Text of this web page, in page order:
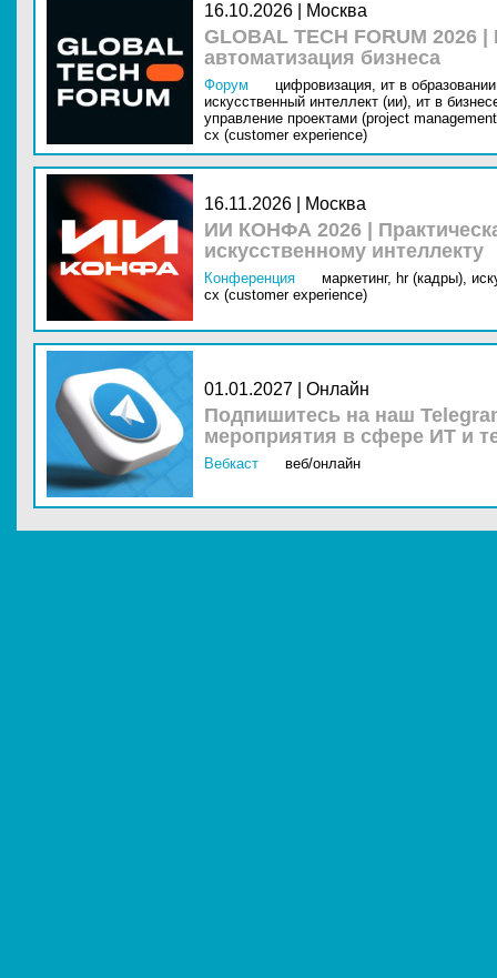
16.10.2026 | Москва
GLOBAL TECH FORUM
автоматизация бизнеса
Форум цифровизация, ит в
искусственный интеллект (ии), ит в
управление проектами (project
cx (customer experience)
16.11.2026 | Москва
ИИ КОНФА 2026 |
искусственному интеллекту
Конференция маркетинг, hr (кадры),
cx (customer experience)
01.01.2027 | Онлайн
Подпишитесь на наш
мероприятия в сфере ИТ и
Вебкаст веб/онлайн